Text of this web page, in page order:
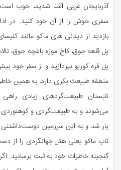
آذربایجان غربی آشنا شدید، خوب
سفری خوش را از آن خود کنید. در
بازدید از دیدنی های ماکو مانند
پل قلعه جوق، کاخ موزه باغچه جوق،
پل قره کورپو بپردازید و از سفر خود
منطقه طبیعت بکری دارد، به همین
تابستان طبیعت‌گردهای زیادی
می‌شوند و به طبیعت‌گردی و کوهنوردی
یار شد و به این سرزمین
تاپ ماکو یعنی هتل جهانگردی را از
گنجینه خاطرات خود به ثبت برسانید.